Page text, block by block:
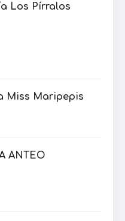
Los Pírralos
Miss Maripepis
ANTEO